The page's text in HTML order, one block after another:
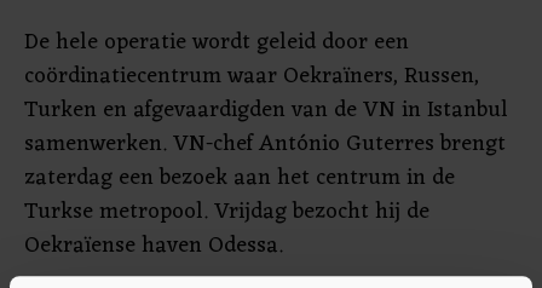
De hele operatie wordt geleid door een
coördinatiecentrum waar Oekraïners, Russen,
Turken en afgevaardigden van de VN in Istanbul
samenwerken. VN-chef António Guterres brengt
zaterdag een bezoek aan het centrum in de
Turkse metropool. Vrijdag bezocht hij de
Oekraïense haven Odessa.